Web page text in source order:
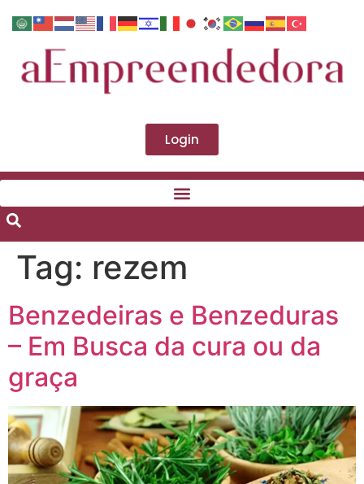
Login
Tag: rezem
Benzedeiras e Benzeduras
– Em Busca da cura ou da
graça